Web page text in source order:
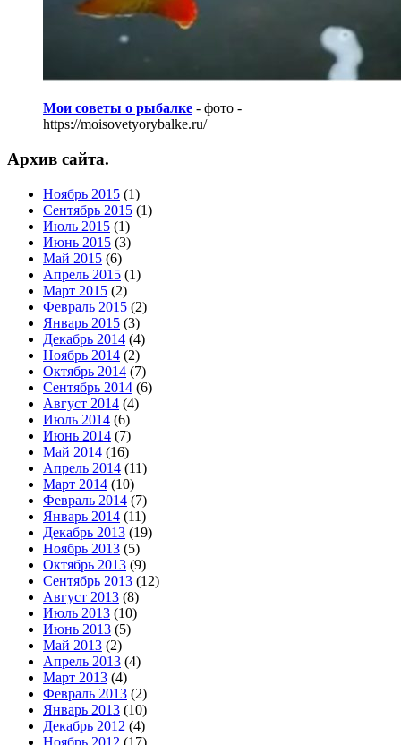
Мои советы о рыбалке - фото -
https://moisovetyorybalke.ru/
Архив сайта.
Ноябрь 2015 (1)
Сентябрь 2015 (1)
Июль 2015 (1)
Июнь 2015 (3)
Май 2015 (6)
Апрель 2015 (1)
Март 2015 (2)
Февраль 2015 (2)
Январь 2015 (3)
Декабрь 2014 (4)
Ноябрь 2014 (2)
Октябрь 2014 (7)
Сентябрь 2014 (6)
Август 2014 (4)
Июль 2014 (6)
Июнь 2014 (7)
Май 2014 (16)
Апрель 2014 (11)
Март 2014 (10)
Февраль 2014 (7)
Январь 2014 (11)
Декабрь 2013 (19)
Ноябрь 2013 (5)
Октябрь 2013 (9)
Сентябрь 2013 (12)
Август 2013 (8)
Июль 2013 (10)
Июнь 2013 (5)
Май 2013 (2)
Апрель 2013 (4)
Март 2013 (4)
Февраль 2013 (2)
Январь 2013 (10)
Декабрь 2012 (4)
Ноябрь 2012 (17)